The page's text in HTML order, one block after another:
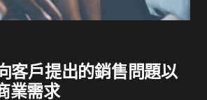
客戶提出的銷售問題以
業需求